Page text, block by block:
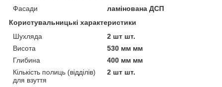
Фасади
ламінована ДСП
Користувальницькі характеристики
Шухляда
2 шт шт.
Висота
530 мм мм
Глибина
400 мм мм
Кількість полиць (відділів)
для взуття
2 шт шт.